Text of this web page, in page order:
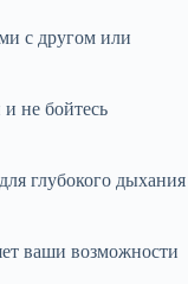
с другом или
не бойтесь
глубокого дыхания
ваши возможности